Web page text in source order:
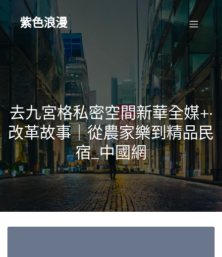
Skip
content紫色浪漫
去九宮格私密空間新華全媒+·
改革故事｜從農家樂到精品民
宿_中國網